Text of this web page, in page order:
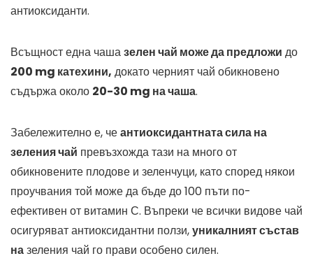
антиоксиданти.
Всъщност една чашазелен чай може да предложи до
200 mg катехини, докато черният чай обикновено
съдържа около 20-30 mg на чаша.
Забележително е, чеантиоксидантната сила на
зеления чай превъзхожда тази на много от
обикновените плодове и зеленчуци, като според някои
проучвания той може да бъде до 100 пъти по-
ефективен от витамин С. Въпреки че всички видове чай
осигуряват антиоксидантни ползи,уникалният състав
назеления чай го прави особено силен.